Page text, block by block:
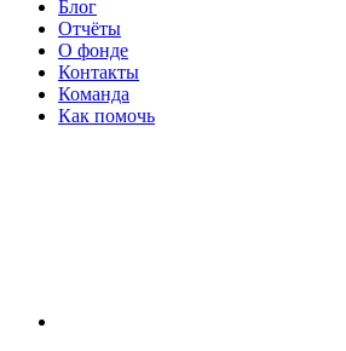
Блог
Отчёты
О фонде
Контакты
Команда
Как помочь